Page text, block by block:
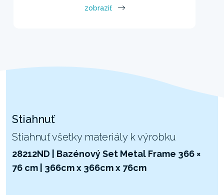
zobraziť
Stiahnuť
Stiahnuť všetky materiály k výrobku
28212ND | Bazénový Set Metal Frame 366 ×
76 cm | 366cm x 366cm x 76cm